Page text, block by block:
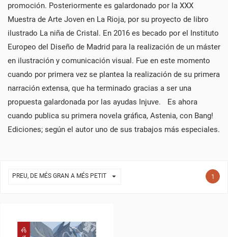
promoción. Posteriormente es galardonado por la XXX
Muestra de Arte Joven en La Rioja, por su proyecto de libro
ilustrado La niña de Cristal. En 2016 es becado por el Instituto
Europeo del Diseño de Madrid para la realización de un máster
en ilustración y comunicación visual. Fue en este momento
cuando por primera vez se plantea la realización de su primera
narración extensa, que ha terminado gracias a ser una
propuesta galardonada por las ayudas Injuve. Es ahora
cuando publica su primera novela gráfica, Astenia, con Bang!
Ediciones; según el autor uno de sus trabajos más especiales.
PREU, DE MÉS GRAN A MÉS PETIT  1
CREAR UNA LLISTA DE DESITJOS
CONNECTAR-SE